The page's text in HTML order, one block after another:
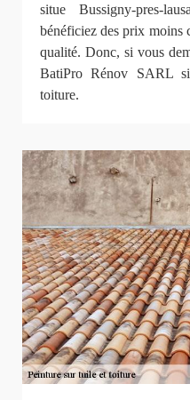
situe Bussigny-pres-
bénéficiez des prix moins
qualité. Donc, si vous
BatiPro Rénov SARL
toiture.